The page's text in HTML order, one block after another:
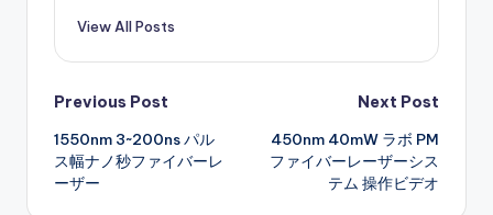
View All Posts
Post
navigation
Previous Post
1550nm 3~200ns パル
ス幅ナノ秒ファイバーレ
ーザー
Next Post
450nm 40mW ラボ PM
ファイバーレーザーシス
テム 操作ビデオ